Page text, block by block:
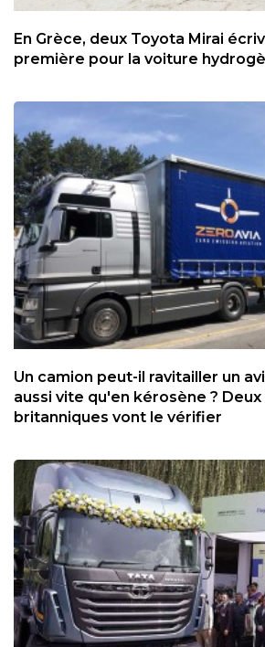
En Grèce, deux Toyota Mirai
première pour la voiture
Un camion peut-il ravitailler un
aussi vite qu'en kérosène ?
britanniques vont le vérifier